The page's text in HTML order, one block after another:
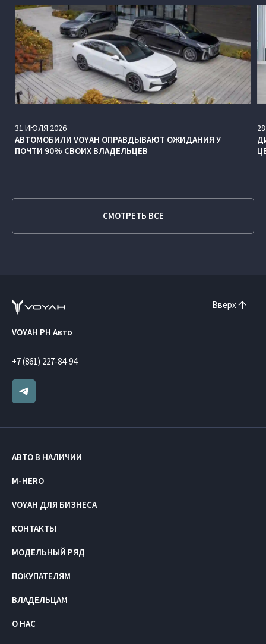
31 ИЮЛЯ 2026
АВТОМОБИЛИ VOYAH ОПРАВДЫВАЮТ ОЖИДАНИЯ У
ПОЧТИ 90% СВОИХ ВЛАДЕЛЬЦЕВ
28
СМОТРЕТЬ ВСЕ
Вверх
VOYAH РН Авто
+7 (861) 227-84-94
АВТО В НАЛИЧИИ
M-HERO
VOYAH ДЛЯ БИЗНЕСА
КОНТАКТЫ
МОДЕЛЬНЫЙ РЯД
ПОКУПАТЕЛЯМ
ВЛАДЕЛЬЦАМ
О НАС